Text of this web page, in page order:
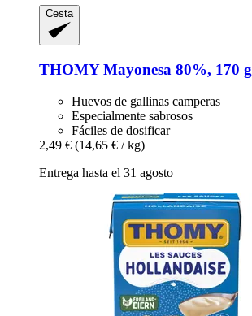
Cesta
THOMYMayonesa 80%, 170 g
Huevos de gallinas camperas
Especialmente sabrosos
Fáciles de dosificar
2,49 € (14,65 € / kg)
Entrega hasta el 31 agosto